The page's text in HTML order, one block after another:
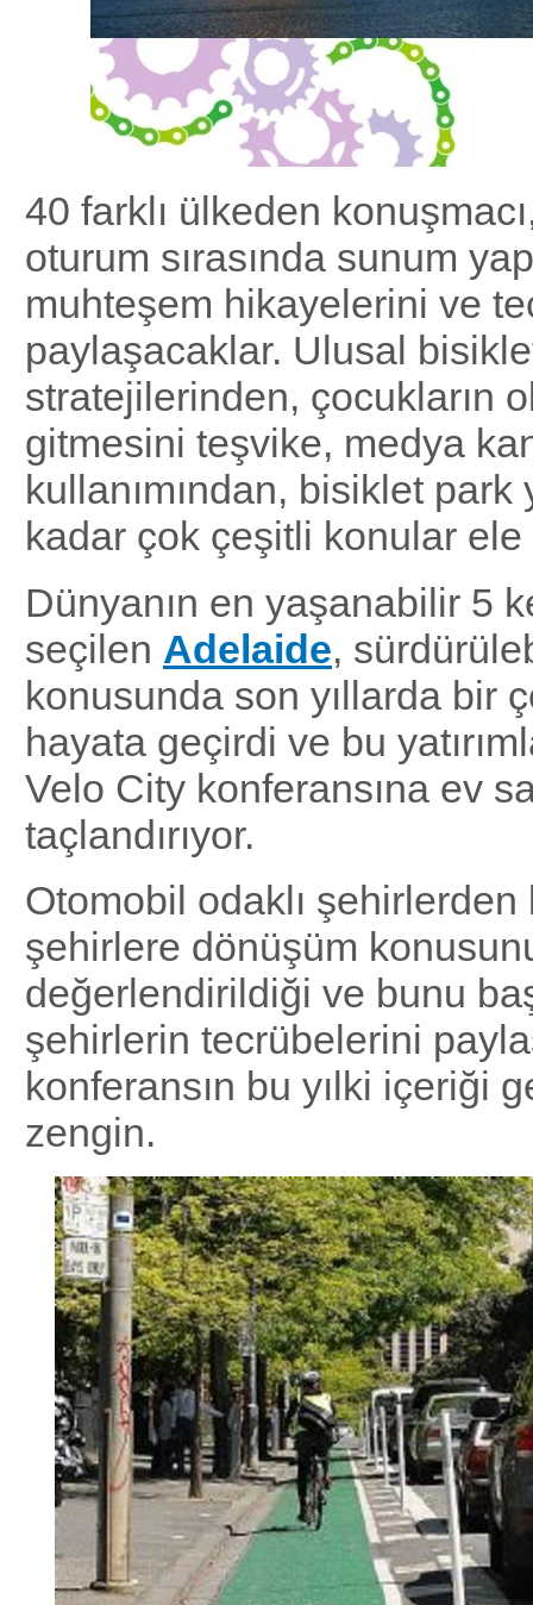
40 farklı ülkeden
oturum sırasında sunum
muhteşem hikayelerini ve
paylaşacaklar. Ulusal
stratejilerinden, çocukların
gitmesini teşvike, medya
kullanımından, bisiklet
kadar çok çeşitli konular ele
Dünyanın en yaşanabilir 5
seçilen Adelaide,
konusunda son yıllarda bir
hayata geçirdi ve bu
Velo City konferansına ev
taçlandırıyor.
Otomobil odaklı şehirlerden
şehirlere dönüşüm
değerlendirildiği ve bunu
şehirlerin tecrübelerini
konferansın bu yılki içeriği
zengin.